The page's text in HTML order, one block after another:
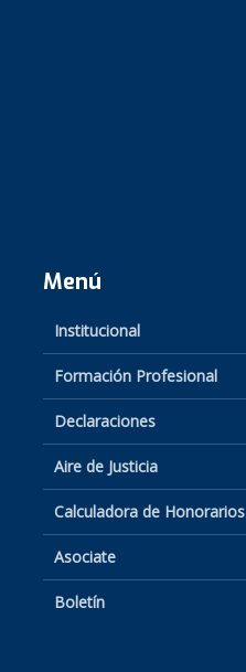
Menú
Institucional
Formación Profesional
Declaraciones
Aire de Justicia
Calculadora de Honorarios
Asociate
Boletín